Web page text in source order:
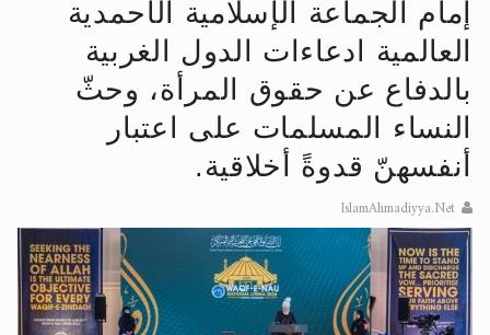
الحجّ.. دلالات، حِكم، وأهداف >> المزيد
اقرأ هذا المقال في أهمية عيد
إمام الجماعة الإسلامية الأحمدية
العالمية ادعاءات الدول الغربية
بالدفاع عن حقوق المرأة، وحثّ
النساء المسلمات على اعتبار
أنفسهنّ قدوةً أخلاقية.
IslamAhmadiyya.Net